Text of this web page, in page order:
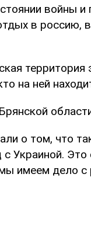
войны
в россию,
на ней
о том, что
с Украиной.
имеем дело с